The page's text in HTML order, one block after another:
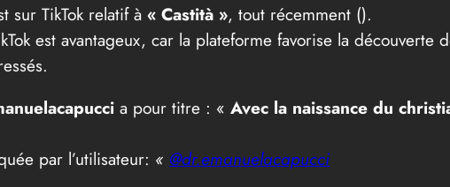
sur TikTok relatif à « Castità », tout récemment ().
est avantageux, car la plateforme favorise la
a pour titre : « Avec la naissance du
par l’utilisateur: « @dr.emanuelacapucci